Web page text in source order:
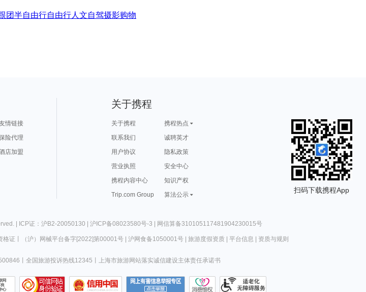
团半自由行自由行人文自驾摄影购物
情链接
险代理
店加盟
关于携程
关于携程
携程热点
联系我们
诚聘英才
用户协议
隐私政策
营业执照
安全中心
携程内容中心
知识产权
Trip.com Group
算法公示
扫码下载携程App
| ICP证：沪B2-20050130 | 沪ICP备08023580号-3 | 网信算备310105117481904230015号
格证 （沪）网械平台备字[2022]第00001号| 沪网食备1050001号| 旅游度假资质| 平台信息 资质与规则
全国旅游投诉热线12345 上海市旅游网站落实诚信建设主体责任承诺书